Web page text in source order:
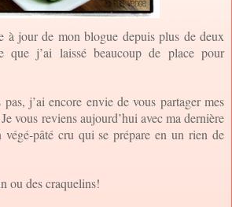
à jour de mon blogue depuis plus de deux
que j’ai laissé beaucoup de place pour
j’ai encore envie de vous partager mes
vous reviens aujourd’hui avec ma dernière
pâté cru qui se prépare en un rien de
ou des craquelins!